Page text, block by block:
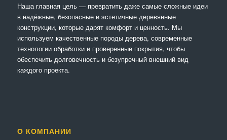
Наша главная цель — превратить даже самые сложные идеи
в надёжные, безопасные и эстетичные деревянные
конструкции, которые дарят комфорт и ценность. Мы
используем качественные породы дерева, современные
технологии обработки и проверенные покрытия, чтобы
обеспечить долговечность и безупречный внешний вид
каждого проекта.
О КОМПАНИИ